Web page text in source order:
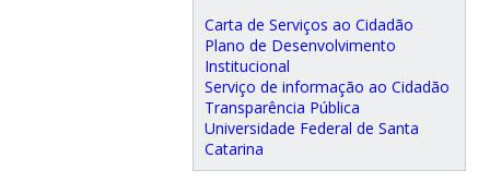
Carta de Serviços ao Cidadão
Plano de Desenvolvimento
Institucional
Serviço de informação ao Cidadão
Transparência Pública
Universidade Federal de Santa
Catarina